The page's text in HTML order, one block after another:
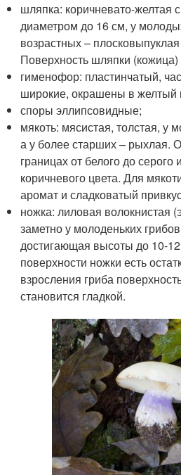
шляпка: коричневато-желтая
диаметром до 16 см, у
возрастных –
Поверхность шляпки (кожица)
гименофор: пластинчатый,
широкие, окрашены в желтый
споры эллипсовидные;
мякоть: мясистая, толстая, у
а у более старших – рыхлая.
границах от белого до
коричневого цвета. Для
аромат и сладковатый
ножка: лиловая волокнистая
заметно у молоденьких
достигающая высоты до 10-
поверхности ножки есть
взросления гриба
становится гладкой.